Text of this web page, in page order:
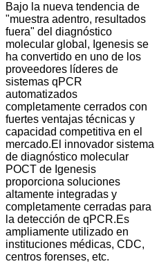
Bajo la nueva tendencia de
"muestra adentro, resultados
fuera" del diagnóstico
molecular global, Igenesis se
ha convertido en uno de los
proveedores líderes de
sistemas qPCR
automatizados
completamente cerrados con
fuertes ventajas técnicas y
capacidad competitiva en el
mercado.El innovador sistema
de diagnóstico molecular
POCT de Igenesis
proporciona soluciones
altamente integradas y
completamente cerradas para
la detección de qPCR.Es
ampliamente utilizado en
instituciones médicas, CDC,
centros forenses, etc.